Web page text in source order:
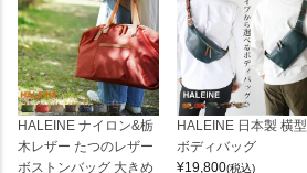
HALEINE ナイロン&栃
木レザー たつのレザー
ボストンバッグ 大きめ
HALEINE 日本製 横型
ボディバッグ
¥19,800(税込)